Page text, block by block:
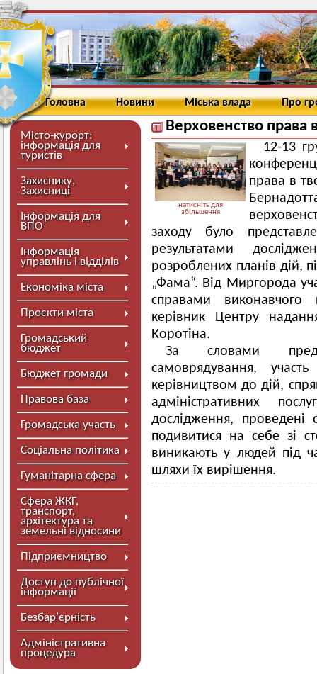
Головна Новини Міська влада Про
Місто-курорт:
інформація для
туристів
Захиснику,
Захисниці
Інформація для
ВПО
Інформація
управлінь і відділів
Економіка міста
Проєкти міста
Громадський
бюджет
Бюджет громади
Правова база
Громадська участь
Соціальна політика
Гуманітарна сфера
Сфера ЖКГ,
транспорт,
архітектура та
земельні відносини
Підприємництво
Доступ до публічної
інформації
Безбар’єрність
Адміністративна
процедура
Верховенство права
натисніть для
збільшення
12-13
права в
заходу було
результатами
розроблених планів дій,
„Фама“. Від Миргорода
справами виконавчого
керівник Центру
Коротіна.
За словами
самоврядування,
керівництвом до дій,
адміністративних
дослідження, проведені
подивитися на себе зі
виникають у людей під
шляхи їх вирішення.